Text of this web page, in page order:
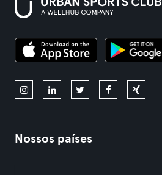
Nossos países